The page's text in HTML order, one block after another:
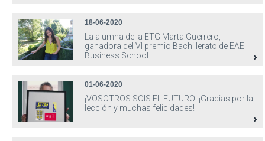
18-06-2020
La alumna de la ETG Marta Guerrero,
ganadora del VI premio Bachillerato de EAE
Business School
01-06-2020
¡VOSOTROS SOIS EL FUTURO! ¡Gracias por la
lección y muchas felicidades!